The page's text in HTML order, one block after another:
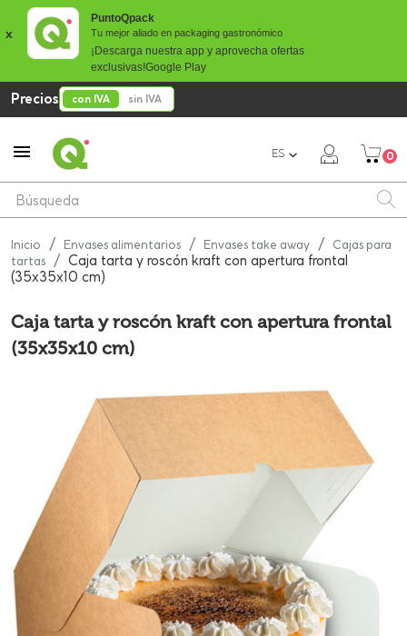
x
PuntoQpack
Tu mejor aliado en packaging gastronómico
¡Descarga nuestra app y aprovecha ofertas
exclusivas!Google Play
Precios con IVA sin IVA
 ES 0
Inicio Envases alimentarios Envases take away
Cajas para
tartas
Caja tarta y roscón kraft con apertura frontal
(35x35x10 cm)
Caja tarta y roscón kraft con apertura frontal
(35x35x10 cm)